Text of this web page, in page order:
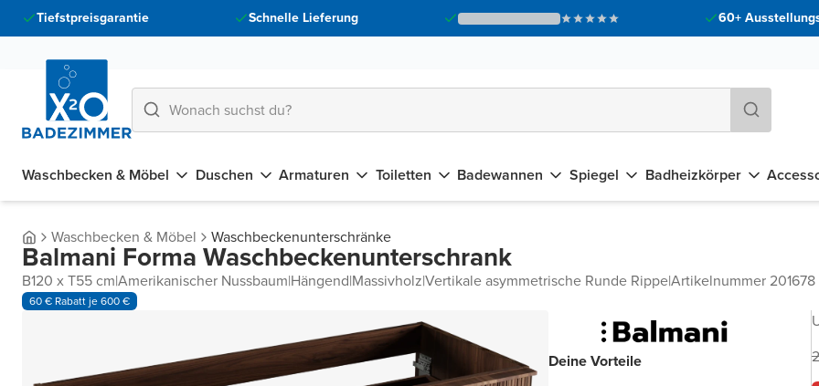
Tiefstpreisgarantie Schnelle Lieferung 60+
Waschbecken & Möbel Duschen Armaturen Toiletten Badewannen Spiegel Badheizkörper
Waschbecken & Möbel Waschbeckenunterschränke
Balmani Forma Waschbeckenunterschrank
B120 x T55 cm|Amerikanischer Nussbaum|Hängend|Massivholz|Vertikale asymmetrische Runde Rippe|Artikelnummer 201678
60 € Rabatt je 600 €
Deine Vorteile